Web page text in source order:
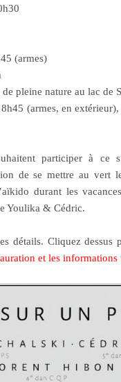
(armes)
pleine nature au lac de
(armes, en
participer à ce
de se mettre au vert
durant les
Youlika & Cédric.
détails. Cliquez dessus
et les